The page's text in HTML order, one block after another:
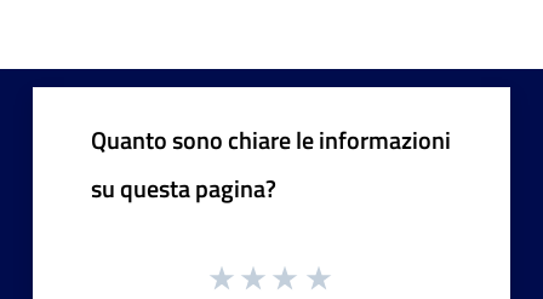
Quanto sono chiare le informazioni
su questa pagina?